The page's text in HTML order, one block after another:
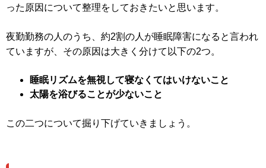
った原因について整理をしておきたいと思います。
夜勤勤務の人のうち、約2割の人が睡眠障害になると言われ
ていますが、その原因は大きく分けて以下の2つ。
睡眠リズムを無視して寝なくてはいけないこと
太陽を浴びることが少ないこと
この二つについて掘り下げていきましょう。